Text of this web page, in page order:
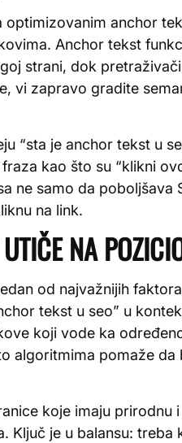
optimizovanim anchor
Anchor tekst
strani, dok
vi zapravo gradite
“sta je anchor tekst u
kao što su “klikni
ne samo da
na link.
NA
od najvažnijih
tekst u seo” u
koji vode ka
algoritmima pomaže
koje imaju
Ključ je u balansu: